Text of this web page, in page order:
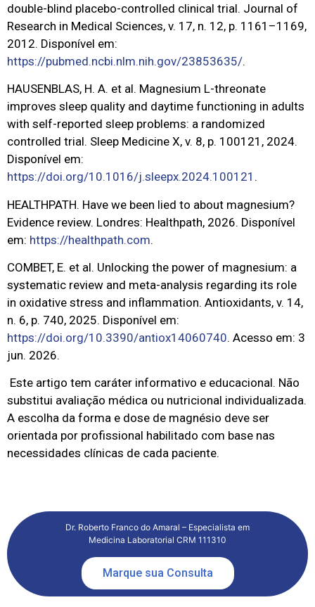
double-blind placebo-controlled clinical trial. Journal of
Research in Medical Sciences, v. 17, n. 12, p. 1161–1169,
2012. Disponível em:
https://pubmed.ncbi.nlm.nih.gov/23853635/.
HAUSENBLAS, H. A. et al. Magnesium L-threonate
improves sleep quality and daytime functioning in adults
with self-reported sleep problems: a randomized
controlled trial. Sleep Medicine X, v. 8, p. 100121, 2024.
Disponível em:
https://doi.org/10.1016/j.sleepx.2024.100121 .
HEALTHPATH. Have we been lied to about magnesium?
Evidence review. Londres: Healthpath, 2026. Disponível
em: https://healthpath.com.
COMBET, E. et al. Unlocking the power of magnesium: a
systematic review and meta-analysis regarding its role
in oxidative stress and inflammation. Antioxidants, v. 14,
n. 6, p. 740, 2025. Disponível em:
https://doi.org/10.3390/antiox14060740. Acesso em: 3
jun. 2026.
Este artigo tem caráter informativo e educacional. Não
substitui avaliação médica ou nutricional individualizada.
A escolha da forma e dose de magnésio deve ser
orientada por profissional habilitado com base nas
necessidades clínicas de cada paciente.
Dr. Roberto Franco do Amaral – Especialista em
Medicina Laboratorial CRM 111310
Marque sua Consulta